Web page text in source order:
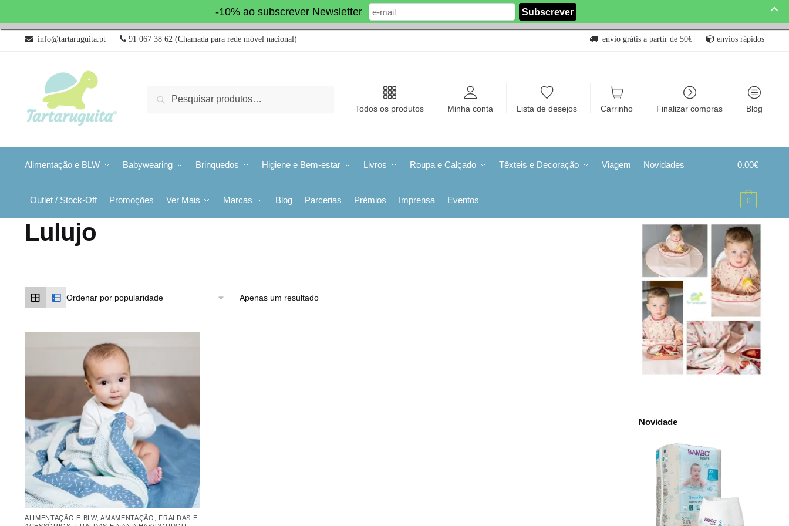
-10% ao subscrever Newsletter
info@tartaruguita.pt 91 067 38 62 (Chamada para rede móvel nacional) envio grátis a partir de 50€ envios rápidos
Pesquisa
Todos os produtos Minha conta Lista de desejos Carrinho Finalizar compras Blog
Alimentação e BLW Babywearing Brinquedos Higiene e Bem-estar Livros Roupa e Calçado Têxteis e Decoração Viagem Novidades
Outlet / Stock-Off Promoções Ver Mais Marcas Blog Parcerias Prémios Imprensa Eventos
0.00€
0
Lulujo
Apenas um resultado
ALIMENTAÇÃO E BLW,AMAMENTAÇÃO
FRALDAS E
Novidade